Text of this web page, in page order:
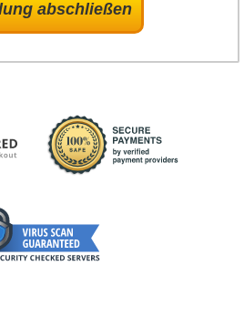
abschließen